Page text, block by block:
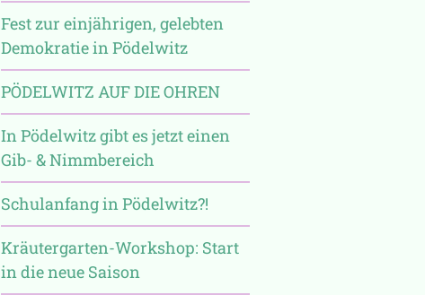
Fest zur einjährigen, gelebten
Demokratie in Pödelwitz
PÖDELWITZ AUF DIE OHREN
In Pödelwitz gibt es jetzt einen
Gib- & Nimmbereich
Schulanfang in Pödelwitz?!
Kräutergarten-Workshop: Start
in die neue Saison